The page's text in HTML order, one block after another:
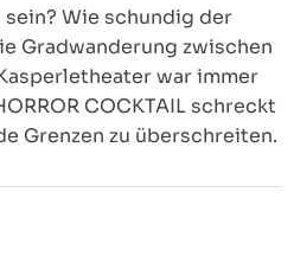
Wie schundig der
Gradwanderung zwischen
war immer
COCKTAIL schreckt
Grenzen zu überschreiten.